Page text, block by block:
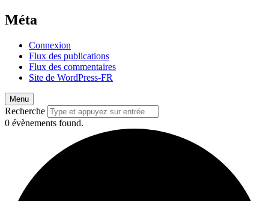
Méta
Connexion
Flux des publications
Flux des commentaires
Site de WordPress-FR
Menu
Recherche
0 évènements found.